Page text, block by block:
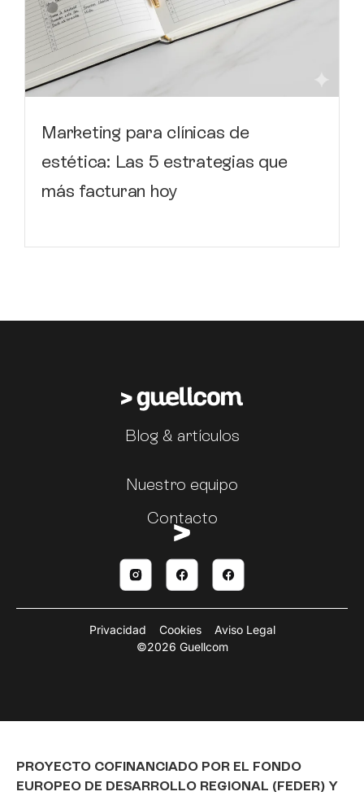
Marketing para clínicas de
estética: Las 5 estrategias que
más facturan hoy
Blog & artículos
Nuestro equipo
Contacto
©2026 Guellcom
Privacidad Cookies Aviso Legal
PROYECTO COFINANCIADO POR EL FONDO
EUROPEO DE DESARROLLO REGIONAL (FEDER) Y